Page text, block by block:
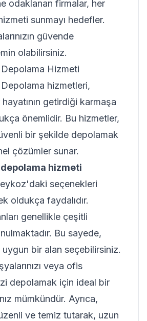
odaklanan firmalar, her
sunmayı hedefler.
güvende
olabilirsiniz.
Hizmeti
hizmetleri,
getirdiği karmaşa
önemlidir. Bu hizmetler,
bir şekilde depolamak
çözümler sunar.
hizmeti
seçenekleri
oldukça faydalıdır.
genellikle çeşitli
Bu sayede,
uygun bir alan seçebilirsiniz.
veya ofis
depolamak için ideal bir
mümkündür. Ayrıca,
ve temiz tutarak, uzun